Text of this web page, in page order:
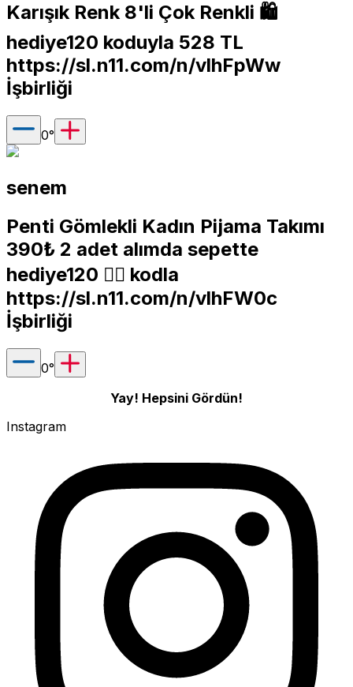
Karışık Renk 8'li Çok Renkli 🛍️
hediye120 koduyla 528 TL
https://sl.n11.com/n/vlhFpWw
İşbirliği
0°
senem
Penti Gömlekli Kadın Pijama Takımı
390₺ 2 adet alımda sepette
hediye120 👈🏽 kodla
https://sl.n11.com/n/vlhFW0c
İşbirliği
0°
Yay! Hepsini Gördün!
Instagram